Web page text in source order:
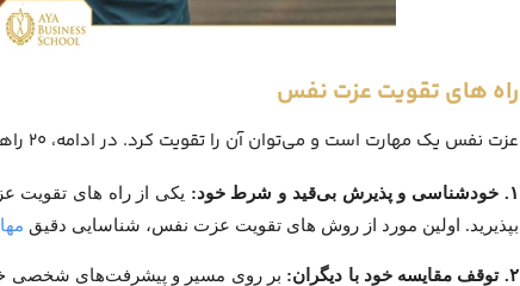
راه های تقویت عزت نفس
عزت نفس یک مهارت است و می‌توان آن را تقویت کرد. در ادامه، ۲۰ راهکار قدرتمند برای شروع این سفر ارائه شده است.
۱. خودشناسی و پذیرش بی‌قید و شرط خود:
یکی از راه های
بپذیرید. اولین مورد از روش های تقویت عزت نفس، شناسایی دقیق
۲. توقف مقایسه خود با دیگران:
بر روی مسیر و پیشرفت‌های شخصی